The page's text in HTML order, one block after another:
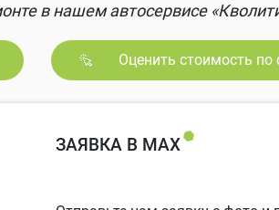
в нашем автосервисе
Оценить стоимость по
ЗАЯВКА В MAX